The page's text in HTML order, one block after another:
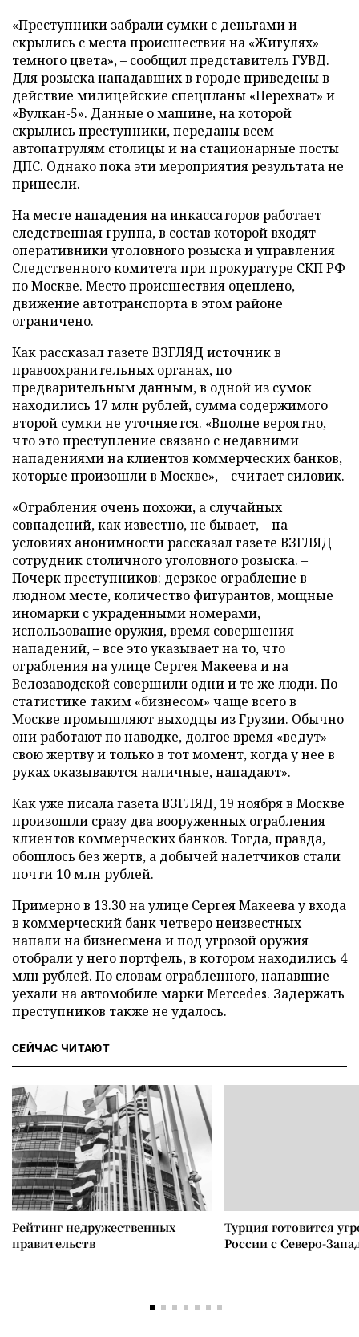
«Преступники забрали сумки с деньгами и
скрылись с места происшествия на «Жигулях»
темного цвета», – сообщил представитель ГУВД.
Для розыска нападавших в городе приведены в
действие милицейские спецпланы «Перехват» и
«Вулкан-5». Данные о машине, на которой
скрылись преступники, переданы всем
автопатрулям столицы и на стационарные посты
ДПС. Однако пока эти мероприятия результата не
принесли.
На месте нападения на инкассаторов работает
следственная группа, в состав которой входят
оперативники уголовного розыска и управления
Следственного комитета при прокуратуре СКП РФ
по Москве. Место происшествия оцеплено,
движение автотранспорта в этом районе
ограничено.
Как рассказал газете ВЗГЛЯД источник в
правоохранительных органах, по
предварительным данным, в одной из сумок
находились 17 млн рублей, сумма содержимого
второй сумки не уточняется. «Вполне вероятно,
что это преступление связано с недавними
нападениями на клиентов коммерческих банков,
которые произошли в Москве», – считает силовик.
«Ограбления очень похожи, а случайных
совпадений, как известно, не бывает, – на
условиях анонимности рассказал газете ВЗГЛЯД
сотрудник столичного уголовного розыска. –
Почерк преступников: дерзкое ограбление в
людном месте, количество фигурантов, мощные
иномарки с украденными номерами,
использование оружия, время совершения
нападений, – все это указывает на то, что
ограбления на улице Сергея Макеева и на
Велозаводской совершили одни и те же люди. По
статистике таким «бизнесом» чаще всего в
Москве промышляют выходцы из Грузии. Обычно
они работают по наводке, долгое время «ведут»
свою жертву и только в тот момент, когда у нее в
руках оказываются наличные, нападают».
Как уже писала газета ВЗГЛЯД, 19 ноября в Москве
произошли сразудва вооруженных ограбления
клиентов коммерческих банков. Тогда, правда,
обошлось без жертв, а добычей налетчиков стали
почти 10 млн рублей.
Примерно в 13.30 на улице Сергея Макеева у входа
в коммерческий банк четверо неизвестных
напали на бизнесмена и под угрозой оружия
отобрали у него портфель, в котором находились 4
млн рублей. По словам ограбленного, напавшие
уехали на автомобиле марки Mercedes. Задержать
преступников также не удалось.
СЕЙЧАС ЧИТАЮТ
Рейтинг недружественных
правительств
Турция готовится
России с Северо-